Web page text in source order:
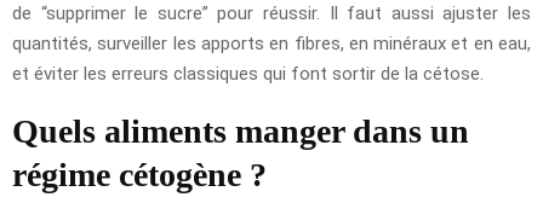
de “supprimer le sucre” pour réussir. Il faut aussi ajuster les
quantités, surveiller les apports en fibres, en minéraux et en eau,
et éviter les erreurs classiques qui font sortir de la cétose.
Quels aliments manger dans un
régime cétogène ?